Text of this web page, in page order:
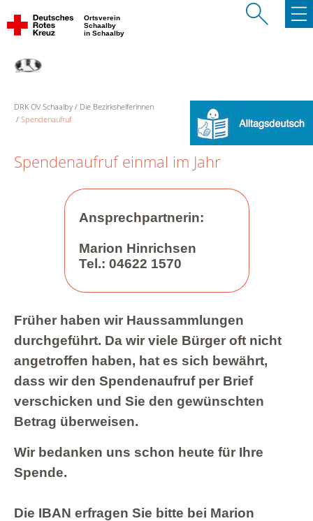
Ortsverein
Schaalby
in Schaalby
DRK OV Schaalby
Die Bezirkshelferinnen
Spendenaufruf
Spendenaufruf einmal im Jahr
Ansprechpartnerin:
Marion Hinrichsen
Tel.: 04622 1570
Früher haben wir Haussammlungen
durchgeführt. Da wir viele Bürger oft nicht
angetroffen haben, hat es sich bewährt,
dass wir den Spendenaufruf per Brief
verschicken und Sie den gewünschten
Betrag überweisen.
Wir bedanken uns schon heute für Ihre
Spende.
Die IBAN erfragen Sie bitte bei Marion